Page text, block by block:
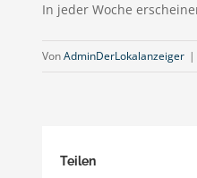
In jeder Woche
VonAdminDerLokalanzeiger |
Teilen